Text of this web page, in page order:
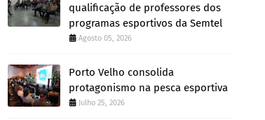
qualificação de professores dos
programas esportivos da Semtel
Agosto 05, 2026
Porto Velho consolida
protagonismo na pesca esportiva
Julho 25, 2026